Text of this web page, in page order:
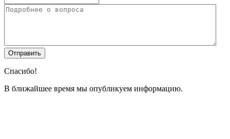
Спасибо!
В ближайшее время мы опубликуем информацию.